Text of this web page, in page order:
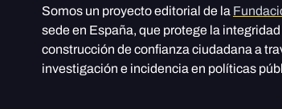
Somos un proyecto editorial de la
sede en España, que protege la
construcción de confianza ciudadana a
investigación e incidencia en políticas